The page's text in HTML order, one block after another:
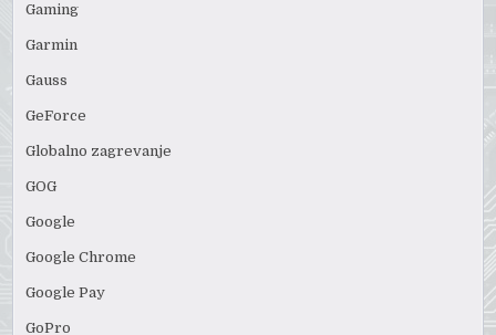
Gaming
Garmin
Gauss
GeForce
Globalno zagrevanje
GOG
Google
Google Chrome
Google Pay
GoPro